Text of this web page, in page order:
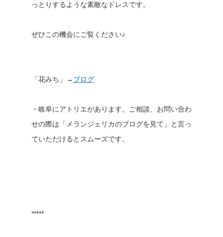
っとりするような素敵なドレスです。
ぜひこの機会にご覧ください♪
「花みち」→ ブログ
・岐阜にアトリエがあります。ご相談、お問い合わ
せの際は「メランジェリカのブログを見て」と言っ
ていただけるとスムーズです。
*****